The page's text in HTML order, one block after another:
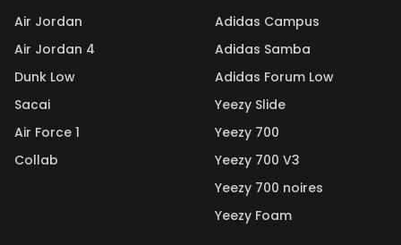
Air Jordan
Air Jordan 4
Dunk Low
Sacai
Air Force 1
Collab
Adidas Campus
Adidas Samba
Adidas Forum Low
Yeezy Slide
Yeezy 700
Yeezy 700 V3
Yeezy 700 noires
Yeezy Foam